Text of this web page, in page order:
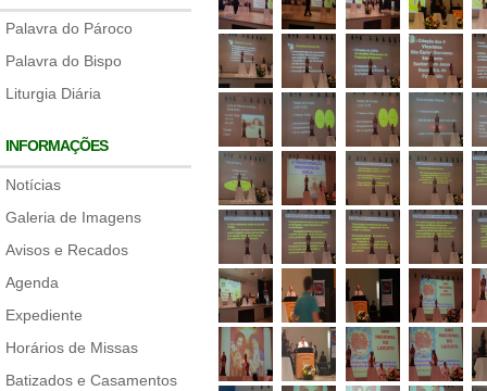
Palavra do Pároco
Palavra do Bispo
Liturgia Diária
INFORMAÇÕES
Notícias
Galeria de Imagens
Avisos e Recados
Agenda
Expediente
Horários de Missas
Batizados e Casamentos